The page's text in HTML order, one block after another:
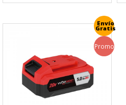
Envío
Gratis
Promo